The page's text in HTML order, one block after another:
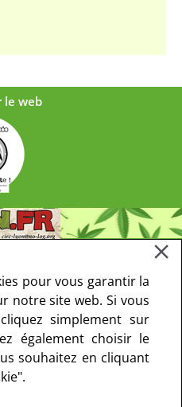
le web
pour vous garantir la
notre site web. Si vous
simplement sur
également choisir le
souhaitez en cliquant